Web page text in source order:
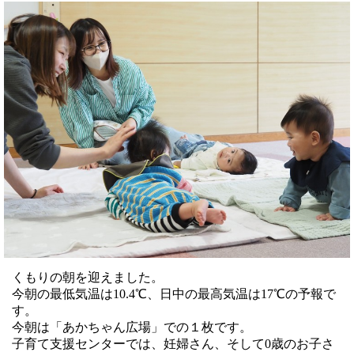
くもりの朝を迎えました。
今朝の最低気温は10.4℃、日中の最高気温は17℃の予報で
す。
今朝は「あかちゃん広場」での１枚です。
子育て支援センターでは、妊婦さん、そして0歳のお子さ